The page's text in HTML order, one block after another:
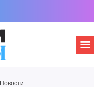
Новости